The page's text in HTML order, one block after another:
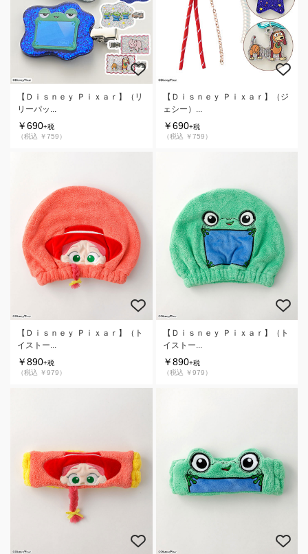
【Ｄｉｓｎｅｙ Ｐｉｘａｒ】（リ
リーパッ...
￥690+税
（税込 ￥759）
【Ｄｉｓｎｅｙ Ｐｉｘａｒ】（ジ
ェシー）...
￥690+税
（税込 ￥759）
【Ｄｉｓｎｅｙ Ｐｉｘａｒ】（ト
イストー...
￥890+税
（税込 ￥979）
【Ｄｉｓｎｅｙ Ｐｉｘａｒ】（ト
イストー...
￥890+税
（税込 ￥979）